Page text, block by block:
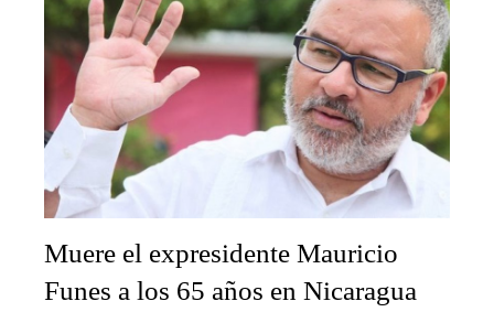
Muere el expresidente Mauricio
Funes a los 65 años en Nicaragua